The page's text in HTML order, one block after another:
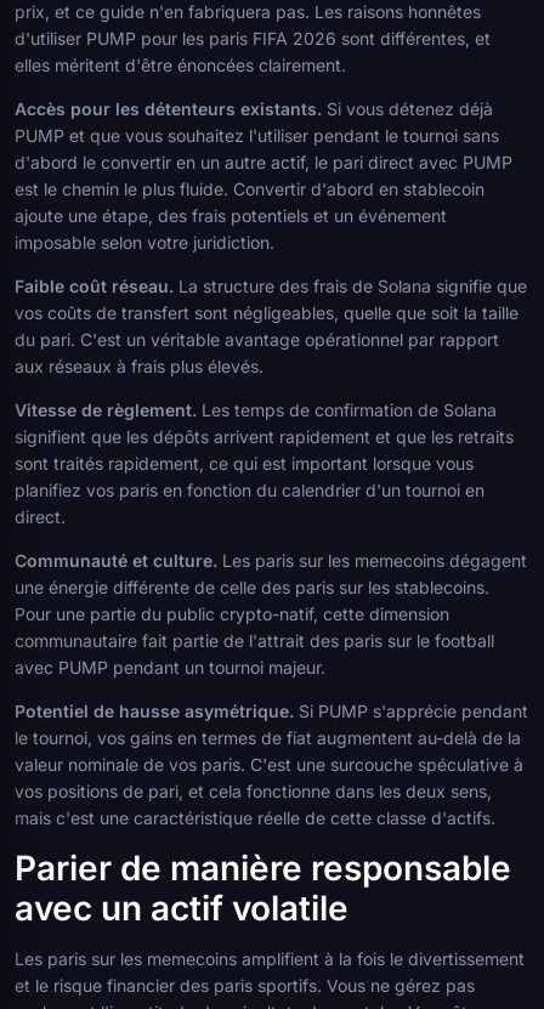
prix, et ce guide n'en fabriquera pas. Les raisons honnêtes
d'utiliser PUMP pour les paris FIFA 2026 sont différentes, et
elles méritent d'être énoncées clairement.
Accès pour les détenteurs existants. Si vous détenez déjà
PUMP et que vous souhaitez l'utiliser pendant le tournoi sans
d'abord le convertir en un autre actif, le pari direct avec PUMP
est le chemin le plus fluide. Convertir d'abord en stablecoin
ajoute une étape, des frais potentiels et un événement
imposable selon votre juridiction.
Faible coût réseau. La structure des frais de Solana signifie que
vos coûts de transfert sont négligeables, quelle que soit la taille
du pari. C'est un véritable avantage opérationnel par rapport
aux réseaux à frais plus élevés.
Vitesse de règlement. Les temps de confirmation de Solana
signifient que les dépôts arrivent rapidement et que les retraits
sont traités rapidement, ce qui est important lorsque vous
planifiez vos paris en fonction du calendrier d'un tournoi en
direct.
Communauté et culture. Les paris sur les memecoins dégagent
une énergie différente de celle des paris sur les stablecoins.
Pour une partie du public crypto-natif, cette dimension
communautaire fait partie de l'attrait des paris sur le football
avec PUMP pendant un tournoi majeur.
Potentiel de hausse asymétrique. Si PUMP s'apprécie pendant
le tournoi, vos gains en termes de fiat augmentent au-delà de la
valeur nominale de vos paris. C'est une surcouche spéculative à
vos positions de pari, et cela fonctionne dans les deux sens,
mais c'est une caractéristique réelle de cette classe d'actifs.
Parier de manière responsable
avec un actif volatile
Les paris sur les memecoins amplifient à la fois le divertissement
et le risque financier des paris sportifs. Vous ne gérez pas